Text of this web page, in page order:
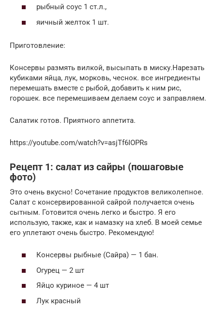
рыбный соус 1 ст.л.,
яичный желток 1 шт.
Приготовление:
Консервы размять вилкой, высыпать в миску.Нарезать
кубиками яйца, лук, морковь, чеснок. все ингредиенты
перемешать вместе с рыбой, добавить к ним рис,
горошек. все перемешиваем делаем соус и заправляем.
Салатик готов. Приятного аппетита.
https://youtube.com/watch?v=asjTf6IOPRs
Рецепт 1: салат из сайры (пошаговые
фото)
Это очень вкусно! Сочетание продуктов великолепное.
Салат с консервированной сайрой получается очень
сытным. Готовится очень легко и быстро. Я его
использую, также, как и намазку на хлеб. В моей семье
его уплетают очень быстро. Рекомендую!
Консервы рыбные (Сайра) — 1 бан.
Огурец — 2 шт
Яйцо куриное — 4 шт
Лук красный